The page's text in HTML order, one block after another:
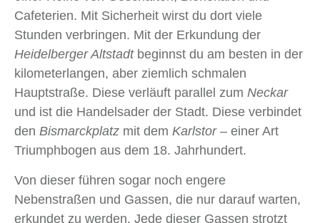
Cafeterien. Mit Sicherheit wirst du dort viele
Stunden verbringen. Mit der Erkundung der
Heidelberger Altstadtbeginnst du am besten in der
kilometerlangen, aber ziemlich schmalen
Hauptstraße. Diese verläuft parallel zum Neckar
und ist die Handelsader der Stadt. Diese verbindet
den Bismarckplatz mit dem Karlstor– einer Art
Triumphbogen aus dem 18. Jahrhundert.
Von dieser führen sogar noch engere
Nebenstraßen und Gassen, die nur darauf warten,
erkundet zu werden. Jede dieser Gassen strotzt